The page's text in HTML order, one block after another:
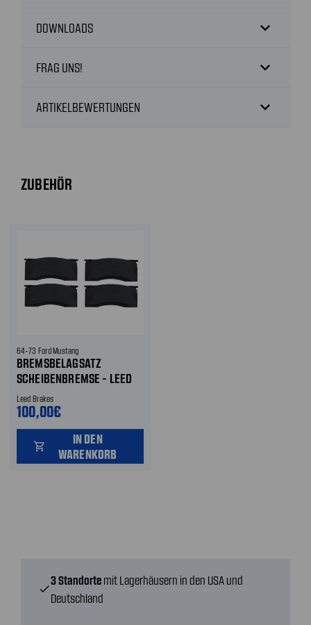
DOWNLOADS expand_more
FRAG UNS! expand_more
ARTIKELBEWERTUNGEN expand_more
ZUBEHÖR
64-73 Ford Mustang
BREMSBELAGSATZ
SCHEIBENBREMSE - LEED
BRAKES - VORNE
Leed Brakes
100,00€
shopping_cart
IN DEN
WARENKORB
check
3 Standorte mit Lagerhäusern in den USA und
Deutschland